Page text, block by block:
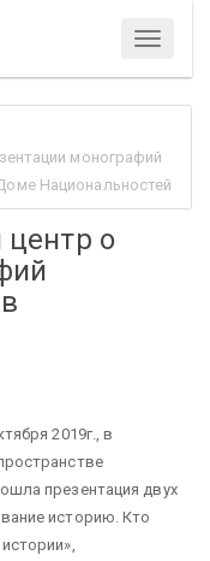
Menu
монографий
Национальностей
центр о
2019г., в
презентация двух
историю. Кто